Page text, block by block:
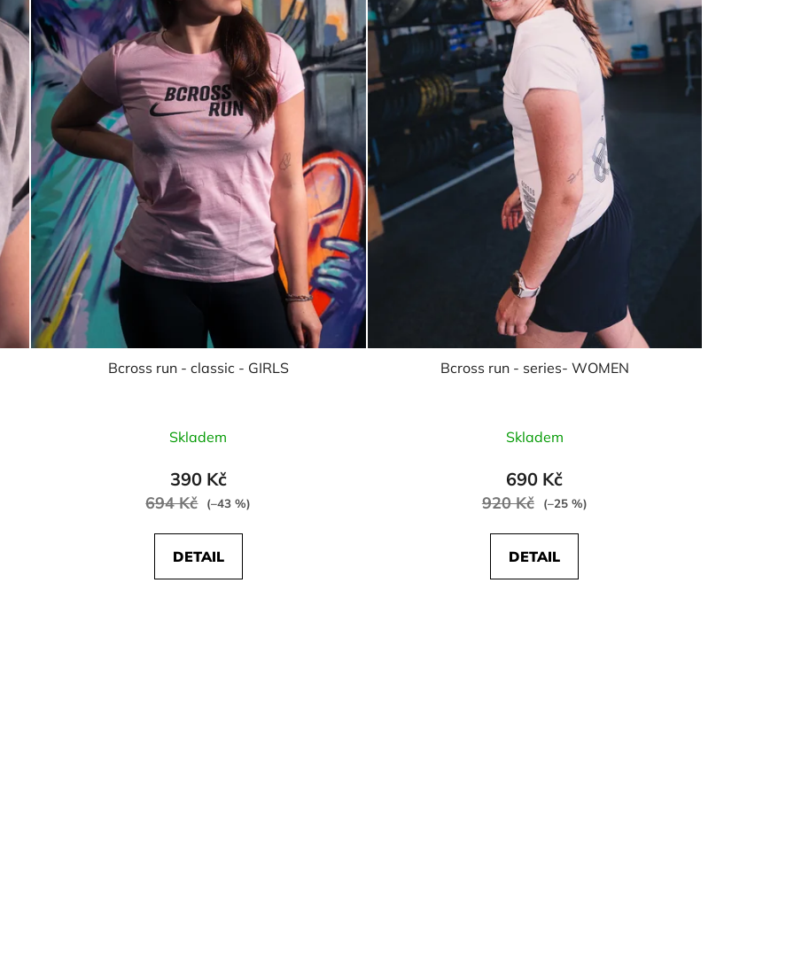
Bcross run - classic - GIRLS
Skladem
390 Kč
694 Kč (–43 %)
DETAIL
Bcross run - series- WOMEN
Skladem
690 Kč
920 Kč (–25 %)
DETAIL